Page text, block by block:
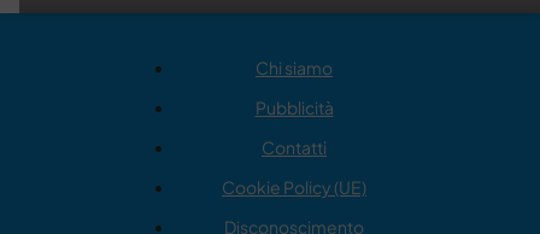
Chi siamo
Pubblicità
Contatti
Cookie Policy (UE)
Disconoscimento